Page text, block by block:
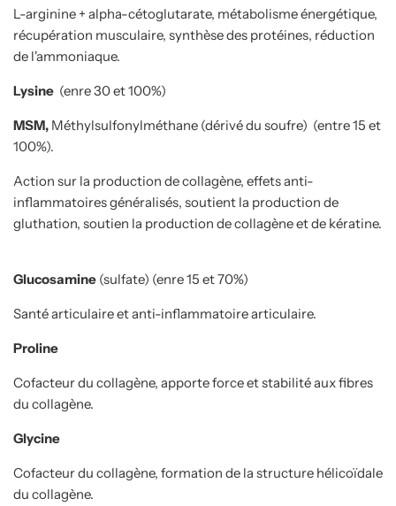
L-arginine + alpha-cétoglutarate, métabolisme énergétique,
récupération musculaire, synthèse des protéines, réduction
de l'ammoniaque.
Lysine (enre 30 et 100%)
MSM, Méthylsulfonylméthane (dérivé du soufre) (entre 15 et
100%).
Action sur la production de collagène, effets anti-
inflammatoires généralisés, soutient la production de
gluthation, soutien la production de collagène et de kératine.
Glucosamine (sulfate) (enre 15 et 70%)
Santé articulaire et anti-inflammatoire articulaire.
Proline
Cofacteur du collagène, apporte force et stabilité aux fibres
du collagène.
Glycine
Cofacteur du collagène, formation de la structure hélicoïdale
du collagène.